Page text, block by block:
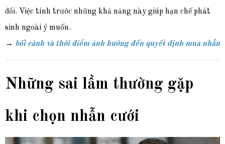
đổi. Việc tính trước những khả năng này giúp hạn chế phát
sinh ngoài ý muốn.
→ bối cảnh và thời điểm ảnh hưởng đến quyết định mua nhẫn
Những sai lầm thường gặp
khi chọn nhẫn cưới